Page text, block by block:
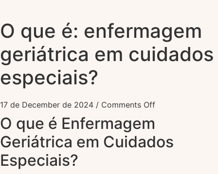
O que é: enfermagem
geriátrica em cuidados
especiais?
17 de December de 2024 / Comments Off
O que é Enfermagem
Geriátrica em Cuidados
Especiais?